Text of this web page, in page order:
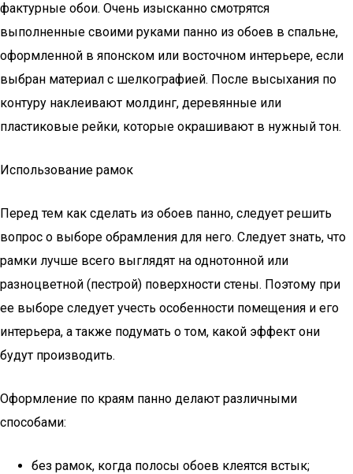
фактурные обои. Очень изысканно смотрятся
выполненные своими руками панно из обоев в спальне,
оформленной в японском или восточном интерьере, если
выбран материал с шелкографией. После высыхания по
контуру наклеивают молдинг, деревянные или
пластиковые рейки, которые окрашивают в нужный тон.
Использование рамок
Перед тем как сделать из обоев панно, следует решить
вопрос о выборе обрамления для него. Следует знать, что
рамки лучше всего выглядят на однотонной или
разноцветной (пестрой) поверхности стены. Поэтому при
ее выборе следует учесть особенности помещения и его
интерьера, а также подумать о том, какой эффект они
будут производить.
Оформление по краям панно делают различными
способами:
без рамок, когда полосы обоев клеятся встык;